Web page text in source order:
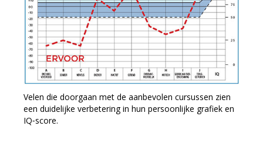
Velen die doorgaan met de aanbevolen cursussen zien
een duidelijke verbetering in hun persoonlijke grafiek en
IQ‑score.